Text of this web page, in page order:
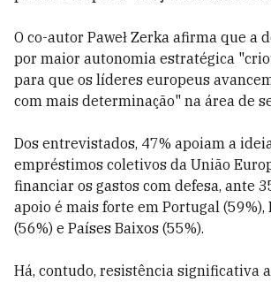
O co-autor Paweł Zerka afirma que a
por maior autonomia estratégica
para que os líderes europeus
com mais determinação" na área de
Dos entrevistados, 47% apoiam a
empréstimos coletivos da União
financiar os gastos com defesa, ante
apoio é mais forte em Portugal (59%),
(56%) e Países Baixos (55%).
Há, contudo, resistência significativa